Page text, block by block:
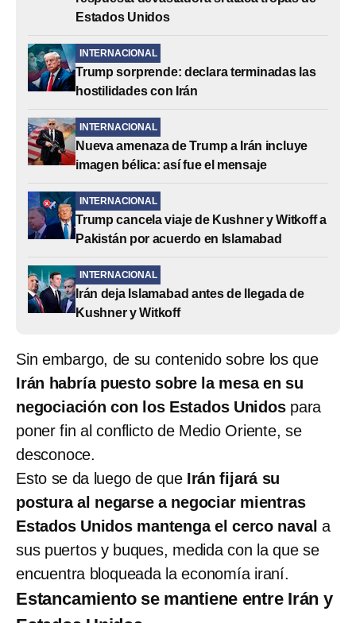
Estados Unidos
INTERNACIONAL
Trump sorprende: declara terminadas las
hostilidades con Irán
INTERNACIONAL
Nueva amenaza de Trump a Irán incluye
imagen bélica: así fue el mensaje
INTERNACIONAL
Trump cancela viaje de Kushner y Witkoff a
Pakistán por acuerdo en Islamabad
INTERNACIONAL
Irán deja Islamabad antes de llegada de
Kushner y Witkoff
Sin embargo, de su contenido sobre los que
Irán habría puesto sobre la mesa en su
negociación con los Estados Unidospara
poner fin al conflicto de Medio Oriente, se
desconoce.
Esto se da luego de queIrán fijará su
postura al negarse a negociar mientras
Estados Unidos mantenga el cerco naval a
sus puertos y buques, medida con la que se
encuentra bloqueada la economía iraní.
Estancamiento se mantiene entre Irán y